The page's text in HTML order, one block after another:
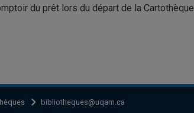
du prêt lors du départ de la Cartothèque.
bibliotheques@uqam.ca